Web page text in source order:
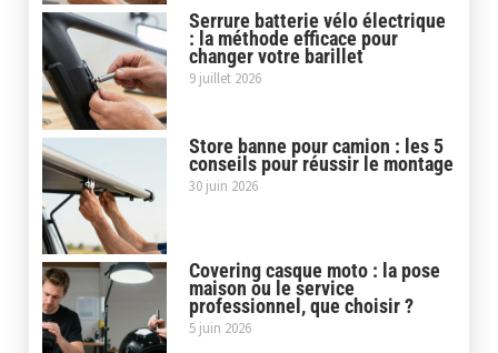
Serrure batterie vélo électrique
: la méthode efficace pour
changer votre barillet
9 juillet 2026
Store banne pour camion : les 5
conseils pour réussir le montage
30 juin 2026
Covering casque moto : la pose
maison ou le service
professionnel, que choisir ?
5 juin 2026